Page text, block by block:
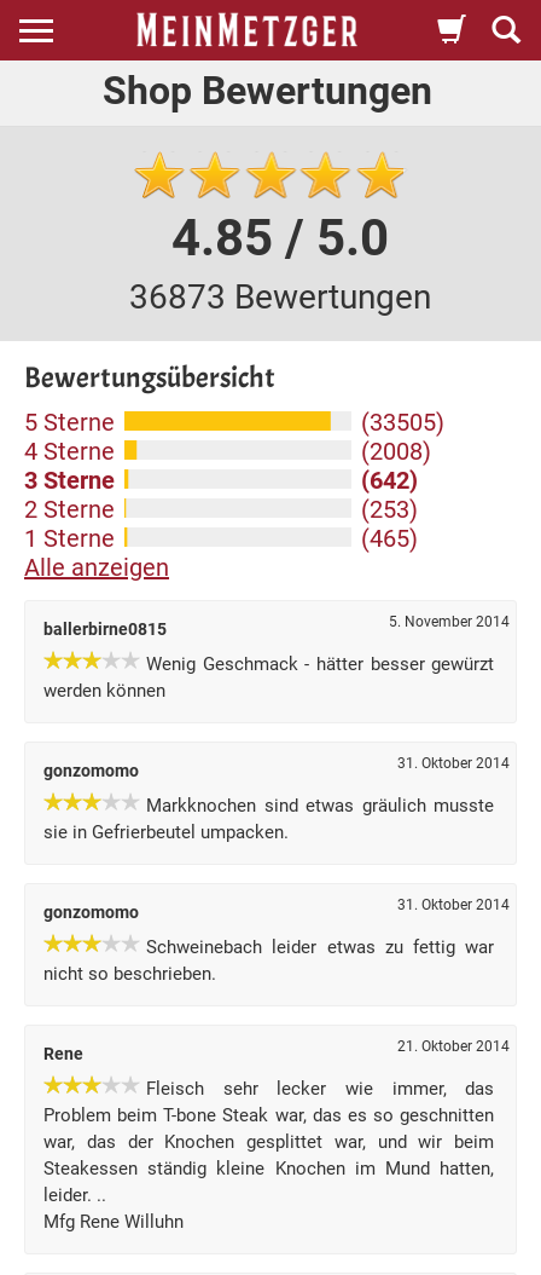
Shop Bewertungen
4.85 / 5.0
36873 Bewertungen
Bewertungsübersicht
5 Sterne
(33505)
4 Sterne
(2008)
3 Sterne
(642)
2 Sterne
(253)
1 Sterne
(465)
Alle anzeigen
ballerbirne0815 5. November 2014
Wenig Geschmack - hätter besser gewürzt
werden können
gonzomomo 31. Oktober 2014
Markknochen sind etwas gräulich musste
sie in Gefrierbeutel umpacken.
gonzomomo 31. Oktober 2014
Schweinebach leider etwas zu fettig war
nicht so beschrieben.
Rene 21. Oktober 2014
Fleisch sehr lecker wie immer, das
Problem beim T-bone Steak war, das es so geschnitten
war, das der Knochen gesplittet war, und wir beim
Steakessen ständig kleine Knochen im Mund hatten,
leider. ..
Mfg Rene Willuhn